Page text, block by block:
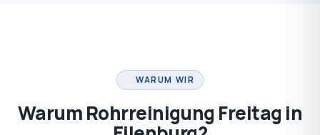
WARUM WIR
Warum Rohrreinigung Freitag in